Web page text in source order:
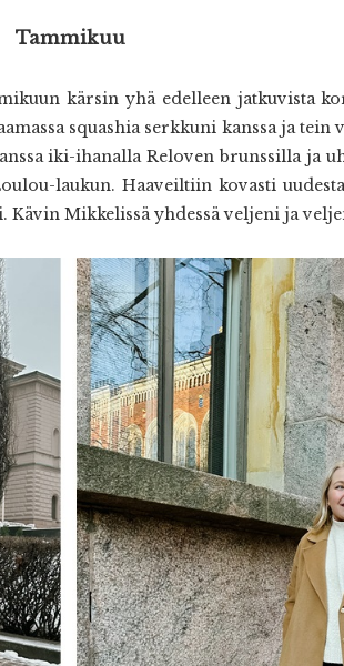
Tammikuu
kärsin yhä edelleen jatkuvista
squashia serkkuni kanssa ja tein
iki-ihanalla Reloven brunssilla ja
laukun. Haaveiltiin kovasti
Mikkelissä yhdessä veljeni ja